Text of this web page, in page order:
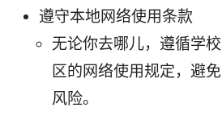
遵守本地网络使用条款
无论你去哪儿，遵循学
区的网络使用规定，避
风险。